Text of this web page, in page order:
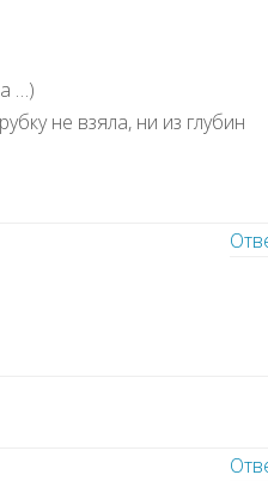
…)
не взяла, ни из глубин